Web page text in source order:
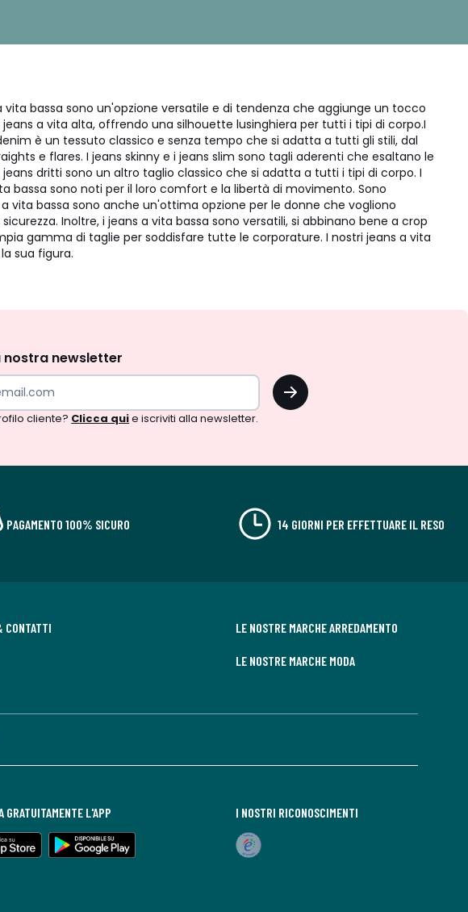
bassa sono un'opzione versatile e di tendenza che aggiunge un tocco
a vita alta, offrendo una silhouette lusinghiera per tutti i tipi di corpo.I
è un tessuto classico e senza tempo che si adatta a tutti gli stili, dal
e flares. I jeans skinny e i jeans slim sono tagli aderenti che esaltano le
dritti sono un altro taglio classico che si adatta a tutti i tipi di corpo. I
bassa sono noti per il loro comfort e la libertà di movimento. Sono
vita bassa sono anche un'ottima opzione per le donne che vogliono
Inoltre, i jeans a vita bassa sono versatili, si abbinano bene a crop
gamma di taglie per soddisfare tutte le corporature. I nostri jeans a vita
sua figura.
nostra newsletter
OK
cliente? Clicca quie iscriviti alla newsletter.
PAGAMENTO 100% SICURO 14 GIORNI PER EFFETTUARE IL RESO
CONTATTI LE NOSTRE MARCHE ARREDAMENTO
LE NOSTRE MARCHE MODA
GRATUITAMENTE L'APP I NOSTRI RICONOSCIMENTI